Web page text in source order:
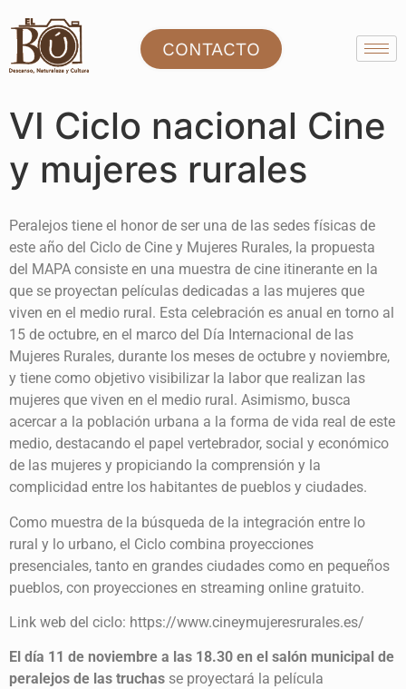
CONTACTO
VI Ciclo nacional Cine
y mujeres rurales
Peralejos tiene el honor de ser una de las sedes físicas de
este año del Ciclo de Cine y Mujeres Rurales, la propuesta
del MAPA consiste en una muestra de cine itinerante en la
que se proyectan películas dedicadas a las mujeres que
viven en el medio rural. Esta celebración es anual en torno al
15 de octubre, en el marco del Día Internacional de las
Mujeres Rurales, durante los meses de octubre y noviembre,
y tiene como objetivo visibilizar la labor que realizan las
mujeres que viven en el medio rural. Asimismo, busca
acercar a la población urbana a la forma de vida real de este
medio, destacando el papel vertebrador, social y económico
de las mujeres y propiciando la comprensión y la
complicidad entre los habitantes de pueblos y ciudades.
Como muestra de la búsqueda de la integración entre lo
rural y lo urbano, el Ciclo combina proyecciones
presenciales, tanto en grandes ciudades como en pequeños
pueblos, con proyecciones en streaming online gratuito.
Link web del ciclo: https://www.cineymujeresrurales.es/
El día 11 de noviembre a las 18.30 en el salón municipal de
peralejos de las truchas se proyectará la película